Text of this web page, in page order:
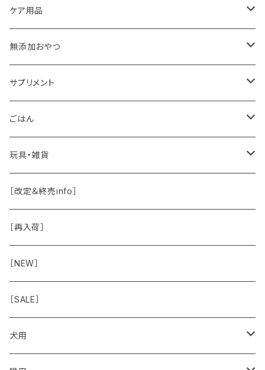
ケア用品
肉球バーム
ドッグソープ
保湿・除菌・虫除け
保湿剤
除菌
おくち・おめめ・おみみ
おくち
おめめ
ブラシと雑貨
無添加おやつ
お肉
お魚
その他（乳製品・果物野菜）
Natural Marche
ちょこっとシリーズ
◾️躾トレーニングに
◾️長く楽しむ用
◾️特別なご褒美/嗜好性高
サプリメント
皮膚被毛
関節・骨
おめめ
おなか
臓-肝腎心膵
免疫力・健康維持
こころ・脳
ごはん
手作り補助
ウェット・お惣菜
ドライ
玩具・雑貨
ノーズワーク・玩具
お散歩用品
オーナー雑貨
［改定＆終売info］
［再入荷］
［NEW］
［SALE］
犬用